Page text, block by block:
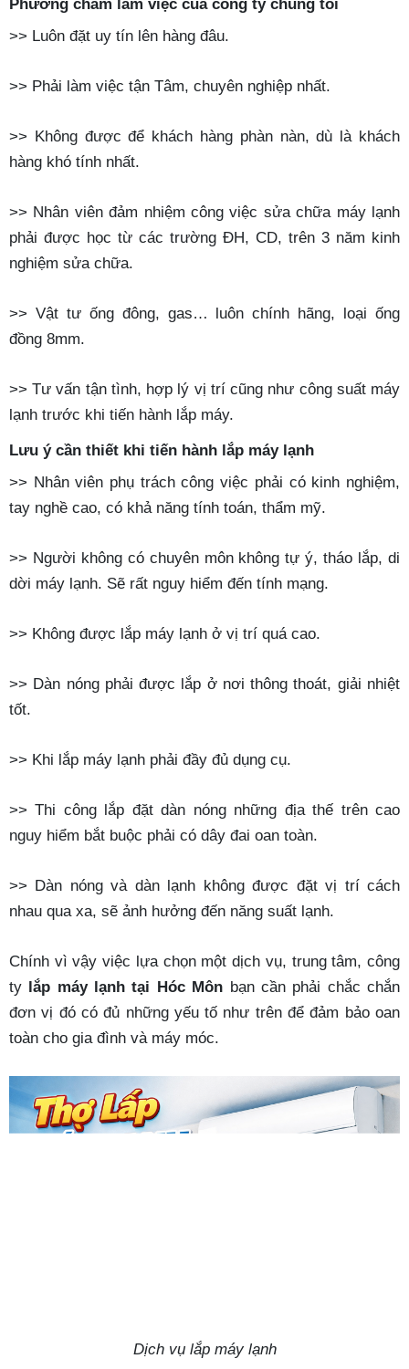
Phương châm làm việc của công ty chúng tôi
>> Luôn đặt uy tín lên hàng đâu.
>> Phải làm việc tận Tâm, chuyên nghiệp nhất.
>> Không được để khách hàng phàn nàn, dù là khách
hàng khó tính nhất.
>> Nhân viên đảm nhiệm công việc sửa chữa máy lạnh
phải được học từ các trường ĐH, CD, trên 3 năm kinh
nghiệm sửa chữa.
>> Vật tư ống đông, gas… luôn chính hãng, loại ống
đồng 8mm.
>> Tư vấn tận tình, hợp lý vị trí cũng như công suất máy
lạnh trước khi tiến hành lắp máy.
Lưu ý cần thiết khi tiến hành lắp máy lạnh
>> Nhân viên phụ trách công việc phải có kinh nghiệm,
tay nghề cao, có khả năng tính toán, thẩm mỹ.
>> Người không có chuyên môn không tự ý, tháo lắp, di
dời máy lạnh. Sẽ rất nguy hiểm đến tính mạng.
>> Không được lắp máy lạnh ở vị trí quá cao.
>> Dàn nóng phải được lắp ở nơi thông thoát, giải nhiệt
tốt.
>> Khi lắp máy lạnh phải đầy đủ dụng cụ.
>> Thi công lắp đặt dàn nóng những địa thế trên cao
nguy hiểm bắt buộc phải có dây đai oan toàn.
>> Dàn nóng và dàn lạnh không được đặt vị trí cách
nhau qua xa, sẽ ảnh hưởng đến năng suất lạnh.
Chính vì vậy việc lựa chọn một dịch vụ, trung tâm, công
ty
lắp máy lạnh tại Hóc Môn bạn cần phải chắc chắn
đơn vị đó có đủ những yếu tố như trên để đảm bảo oan
toàn cho gia đình và máy móc.
Dịch vụ lắp máy lạnh